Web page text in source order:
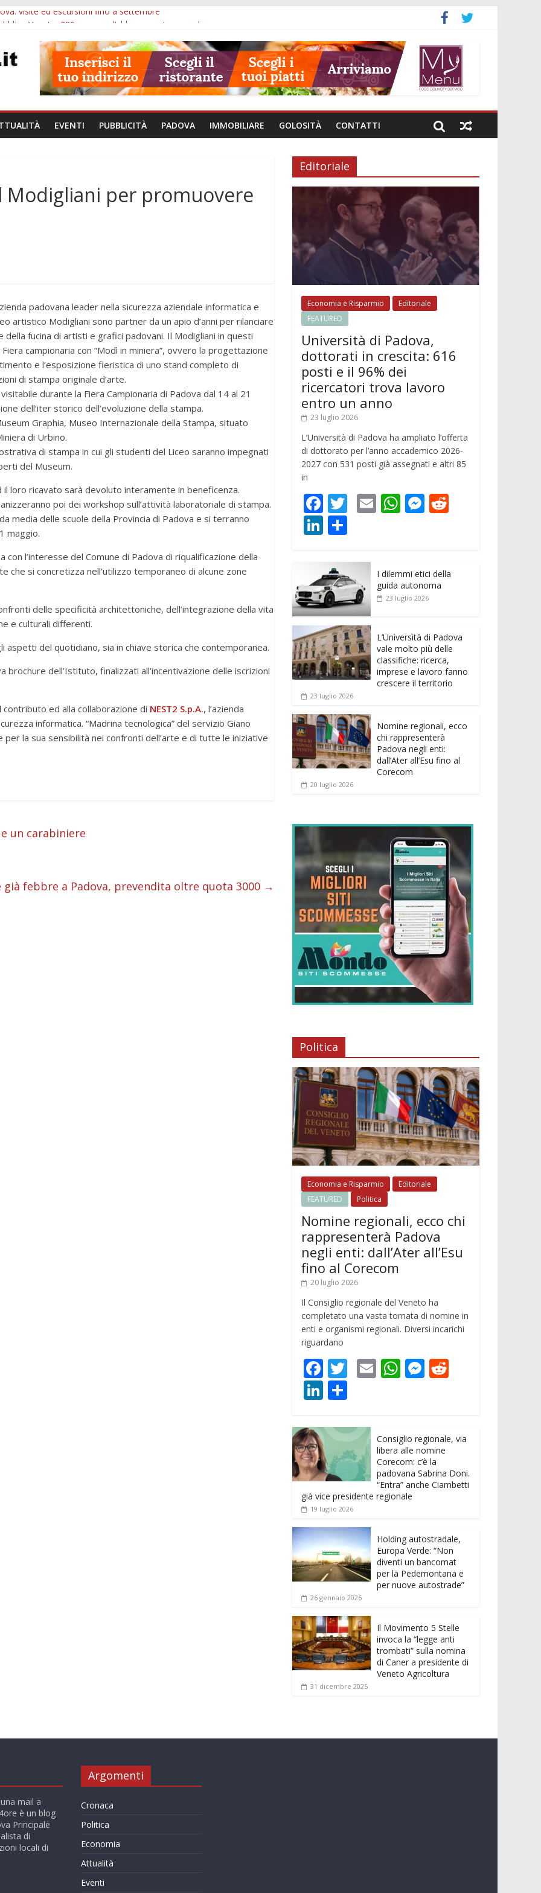
visite ed escursioni fino a settembre
ore 10: arresto, fermata Busitalia e tregua dal caldo
un’ora per osservare davvero un’opera
ore 21: lavoratore morto, credito sul gasolio e IA nei Comuni
EVENTI PUBBLICITÀ PADOVA IMMOBILIARE GOLOSITÀ CONTATTI
Modigliani per promuovere
padovana leader nella sicurezza aziendale informatica e
artistico Modigliani sono partner da un apio d’anni per rilanciare
della fucina di artisti e grafici padovani. Il Modigliani in questi
campionaria con “Modì in miniera”, ovvero la progettazione
e l’esposizione fieristica di uno stand completo di
di stampa originale d’arte.
durante la Fiera Campionaria di Padova dal 14 al 21
dell’iter storico dell’evoluzione della stampa.
Graphia, Museo Internazionale della Stampa, situato
di Urbino.
di stampa in cui gli studenti del Liceo saranno impegnati
del Museum.
loro ricavato sarà devoluto interamente in beneficenza.
poi dei workshop sull’attività laboratoriale di stampa.
media delle scuole della Provincia di Padova e si terranno
maggio.
con l’interesse del Comune di Padova di riqualificazione della
si concretizza nell’utilizzo temporaneo di alcune zone
delle specificità architettoniche, dell’integrazione della vita
e culturali differenti.
aspetti del quotidiano, sia in chiave storica che contemporanea.
dell’Istituto, finalizzati all’incentivazione delle iscrizioni
ed alla collaborazione di NEST2 S.p.A., l’azienda
informatica. “Madrina tecnologica” del servizio Giano
per la sua sensibilità nei confronti dell’arte e di tutte le iniziative
un carabiniere
già febbre a Padova, prevendita oltre quota 3000 →
Editoriale
Economia e Risparmio
Editoriale
FEATURED
Università di Padova,
dottorati in crescita: 616
posti e il 96% dei
ricercatori trova lavoro
entro un anno
23 luglio 2026
L’Università di Padova ha ampliato l’offerta
di dottorato per l’anno accademico 2026-
2027 con 531 posti già assegnati e altri 85
in
F
ac
e
b
o
o
k
T
er
E W
A
p
M
n
g
t
Li
k
e
dI
n
n
di
vi
di
I dilemmi etici della
guida autonoma
23 luglio 2026
L’Università di Padova
vale molto più delle
classifiche: ricerca,
imprese e lavoro fanno
crescere il territorio
23 luglio 2026
Nomine regionali, ecco
chi rappresenterà
Padova negli enti:
dall’Ater all’Esu fino al
Corecom
20 luglio 2026
Politica
Economia e Risparmio
Editoriale
FEATURED
Politica
Nomine regionali, ecco chi
rappresenterà Padova
negli enti: dall’Ater all’Esu
fino al Corecom
20 luglio 2026
Il Consiglio regionale del Veneto ha
completato una vasta tornata di nomine in
enti e organismi regionali. Diversi incarichi
riguardano
F
ac
e
b
o
o
k
T
er
E W
A
p
p
M
n
g
er
t
Li
k
e
dI
n
n
di
vi
di
Consiglio regionale, via
libera alle nomine
Corecom: c’è la
padovana Sabrina Doni.
“Entra” anche Ciambetti
già vice presidente regionale
19 luglio 2026
Holding autostradale,
Europa Verde: “Non
diventi un bancomat
per la Pedemontana e
per nuove autostrade”
26 gennaio 2026
Il Movimento 5 Stelle
invoca la “legge anti
trombati” sulla nomina
di Caner a presidente di
Veneto Agricoltura
31 dicembre 2025
mail a
è un blog
Principale
di
locali di
Argomenti
Cronaca
Politica
Economia
Attualità
Eventi